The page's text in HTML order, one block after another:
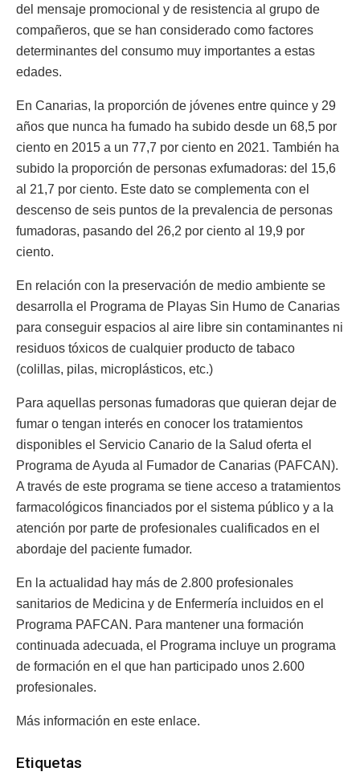
del mensaje promocional y de resistencia al grupo de
compañeros, que se han considerado como factores
determinantes del consumo muy importantes a estas
edades.
En Canarias, la proporción de jóvenes entre quince y 29
años que nunca ha fumado ha subido desde un 68,5 por
ciento en 2015 a un 77,7 por ciento en 2021. También ha
subido la proporción de personas exfumadoras: del 15,6
al 21,7 por ciento. Este dato se complementa con el
descenso de seis puntos de la prevalencia de personas
fumadoras, pasando del 26,2 por ciento al 19,9 por
ciento.
En relación con la preservación de medio ambiente se
desarrolla el Programa de Playas Sin Humo de Canarias
para conseguir espacios al aire libre sin contaminantes ni
residuos tóxicos de cualquier producto de tabaco
(colillas, pilas, microplásticos, etc.)
Para aquellas personas fumadoras que quieran dejar de
fumar o tengan interés en conocer los tratamientos
disponibles el Servicio Canario de la Salud oferta el
Programa de Ayuda al Fumador de Canarias (PAFCAN).
A través de este programa se tiene acceso a tratamientos
farmacológicos financiados por el sistema público y a la
atención por parte de profesionales cualificados en el
abordaje del paciente fumador.
En la actualidad hay más de 2.800 profesionales
sanitarios de Medicina y de Enfermería incluidos en el
Programa PAFCAN. Para mantener una formación
continuada adecuada, el Programa incluye un programa
de formación en el que han participado unos 2.600
profesionales.
Más información en este enlace.
Etiquetas